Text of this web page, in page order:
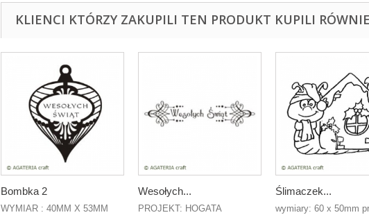
KLIENCI KTÓRZY ZAKUPILI TEN PRODUKT KUPILI
Bombka 2
WYMIAR : 40MM X 53MM
Wesołych...
PROJEKT: HOGATA
Ślimaczek...
wymiary: 60 x 50mm